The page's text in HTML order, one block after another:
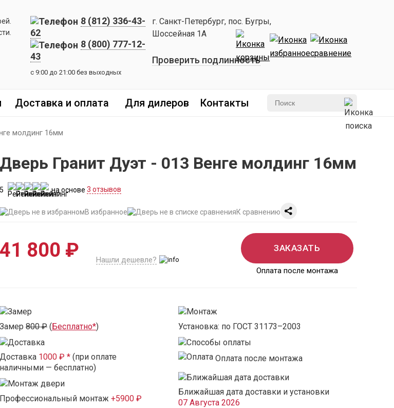
8 (812) 336-43-
62
8 (800) 777-12-
43
с 9:00 до 21:00 без выходных
г. Санкт-Петербург, пос. Бугры,
Шоссейная 1А
Проверить подлинность
Доставка и оплата Для дилеров Контакты
молдинг 16мм
Дверь Гранит Дуэт - 013 Венге молдинг 16мм
5 на основе 3 отзывов
В избранное К сравнению
41 800 ₽ Нашли дешевле?
ЗАКАЗАТЬ
Оплата после монтажа
Замер 800 ₽ (Бесплатно*)
Доставка 1000 ₽ * (при оплате
наличными — бесплатно)
Профессиональный монтаж +5900 ₽
Установка: по ГОСТ 31173–2003
Оплата после монтажа
Ближайшая дата доставки и установки
07 Августа 2026